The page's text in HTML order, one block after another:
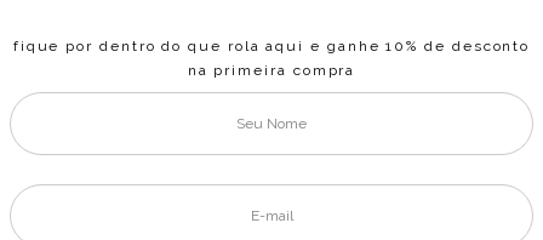
fique por dentro do que rola aqui e ganhe 10% de desconto
na primeira compra